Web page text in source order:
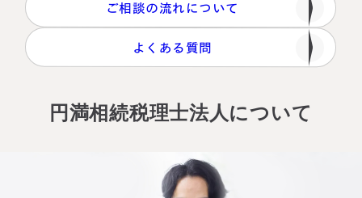
ご相談の流れについて
よくある質問
円満相続税理士法人について